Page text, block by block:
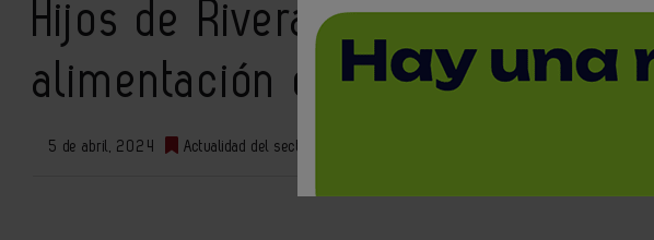
Hijos de Rivera y Blendhub
alimentación del futuro con
5 de abril, 2024 Actualidad del sector